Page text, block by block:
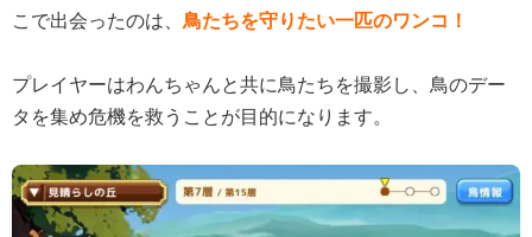
こで出会ったのは、 鳥たちを守りたい一匹のワンコ！
プレイヤーはわんちゃんと共に鳥たちを撮影し、鳥のデー
タを集め危機を救うことが目的になります。